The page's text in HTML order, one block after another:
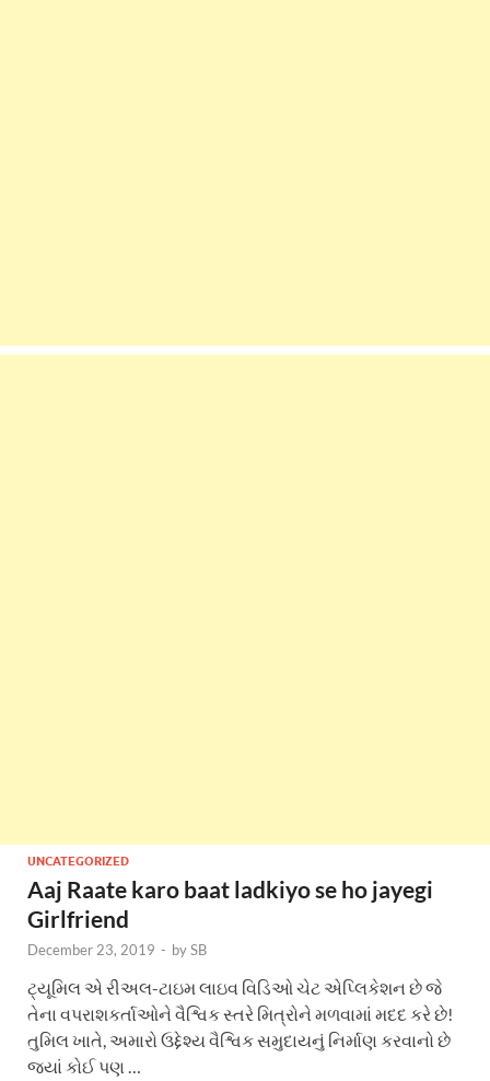
UNCATEGORIZED
Aaj Raate karo baat ladkiyo se ho jayegi
Girlfriend
December 23, 2019 - bySB
ટ્યૂમિલ એ રીઅલ-ટાઇમ લાઇવ વિડિઓ ચેટ એપ્લિકેશન છે જે
તેના વપરાશકર્તાઓને વૈશ્વિક સ્તરે મિત્રોને મળવામાં મદદ કરે છે!
તુમિલ ખાતે, અમારો ઉદ્દેશ્ય વૈશ્વિક સમુદાયનું નિર્માણ કરવાનો છે
જ્યાં કોઈ પણ …